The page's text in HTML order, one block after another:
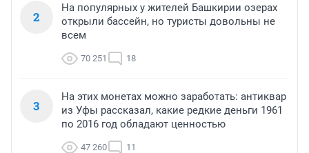
2
На популярных у жителей Башкирии озерах
открыли бассейн, но туристы довольны не
всем
70 251 18
3
На этих монетах можно заработать: антиквар
из Уфы рассказал, какие редкие деньги 1961
по 2016 год обладают ценностью
47 260 11